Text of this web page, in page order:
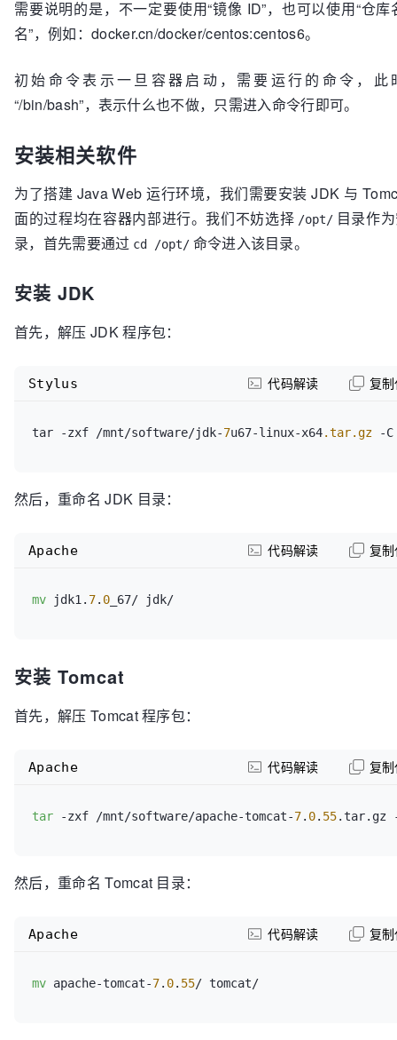
需要说明的是，不一定要使用“镜像 ID”，也可以使用“仓库
名”，例如：docker.cn/docker/centos:centos6。
初始命令表示一旦容器启动，需要运行的命令，此
“/bin/bash”，表示什么也不做，只需进入命令行即可。
安装相关软件
为了搭建 Java Web 运行环境，我们需要安装 JDK 与
面的过程均在容器内部进行。我们不妨选择 /opt/ 目录作
录，首先需要通过 cd /opt/ 命令进入该目录。
安装 JDK
首先，解压 JDK 程序包：
tar -zxf /mnt/software/jdk-7u67-linux-x64.tar.gz
Stylus 代码解读 复
然后，重命名 JDK 目录：
mv jdk1. 7. 0
Apache 代码解读 复
安装 Tomcat
首先，解压 Tomcat 程序包：
tar -zxf /mnt/software/apache-tomcat-7. 0. 55
Apache 代码解读 复
然后，重命名 Tomcat 目录：
mv apache-tomcat-7. 0. 55
Apache 代码解读 复